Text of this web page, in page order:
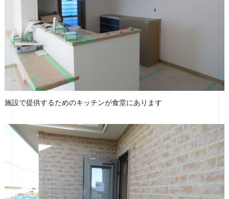
施設で提供するためのキッチンが食堂にあります